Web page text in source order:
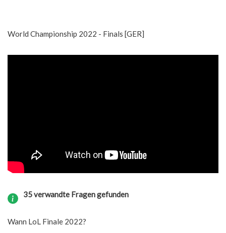
World Championship 2022 - Finals [GER]
35 verwandte Fragen gefunden
Wann LoL Finale 2022?